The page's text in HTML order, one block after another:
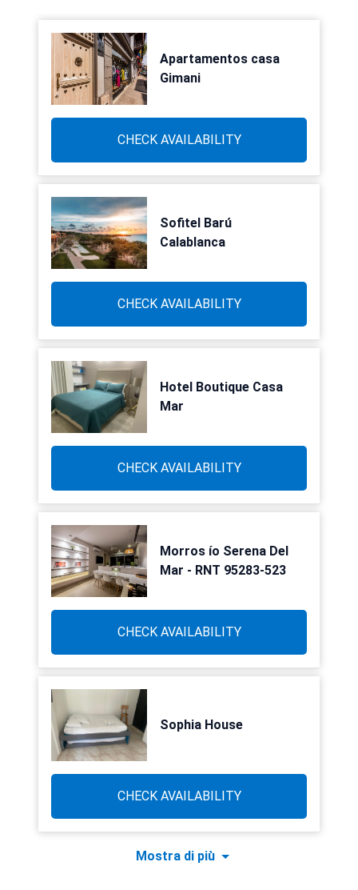
Apartamentos casa
Gimani
CHECK AVAILABILITY
Sofitel Barú
Calablanca
CHECK AVAILABILITY
Hotel Boutique Casa
Mar
CHECK AVAILABILITY
Morros ío Serena Del
Mar - RNT 95283-523
CHECK AVAILABILITY
Sophia House
CHECK AVAILABILITY
Mostra di più